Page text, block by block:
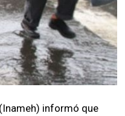
informó que